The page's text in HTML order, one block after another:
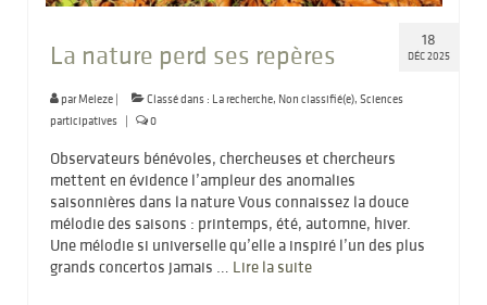
18
DÉC 2025
La nature perd ses repères
parMeleze | Classé dans : La recherche, Non classifié(e), Sciences
participatives | 0
Observateurs bénévoles, chercheuses et chercheurs
mettent en évidence l’ampleur des anomalies
saisonnières dans la nature Vous connaissez la douce
mélodie des saisons : printemps, été, automne, hiver.
Une mélodie si universelle qu’elle a inspiré l’un des plus
grands concertos jamais … Lire la suite­­